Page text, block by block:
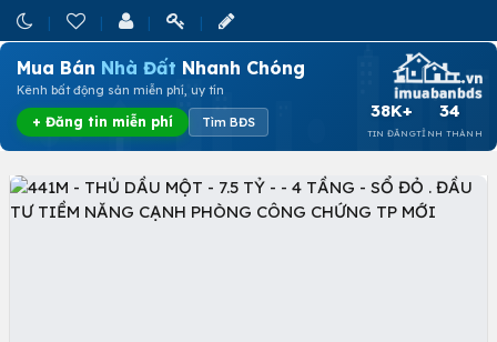
Mua Bán Nhà Đất Nhanh Chóng
Kênh bất động sản miễn phí, uy tín
+ Đăng tin miễn phí Tìm BĐS
38K+
TIN ĐĂNG
34
TỈNH THÀNH